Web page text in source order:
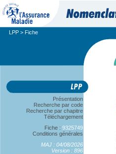
LPP > Fiche
Présentation
Recherche par code
Recherche par chapitre
Téléchargement
Fiche : 9325749
Conditions générales
MAJ : 04/08/2026
Version : 896